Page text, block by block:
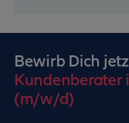
Bewirb Dich
Kundenberater
(m/w/d)